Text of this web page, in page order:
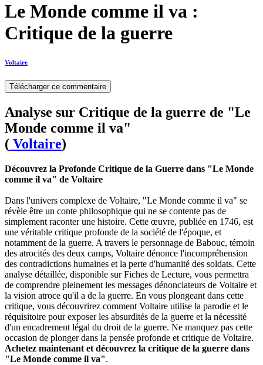
Le Monde comme il va :
Critique de la guerre
Voltaire
Télécharger ce commentaire
Analyse sur Critique de la guerre de "Le
Monde comme il va"
( Voltaire)
Découvrez la Profonde Critique de la Guerre dans "Le Monde
comme il va" de Voltaire
Dans l'univers complexe de Voltaire, "Le Monde comme il va" se
révèle être un conte philosophique qui ne se contente pas de
simplement raconter une histoire. Cette œuvre, publiée en 1746, est
une véritable critique profonde de la société de l'époque, et
notamment de la guerre. A travers le personnage de Babouc, témoin
des atrocités des deux camps, Voltaire dénonce l'incompréhension
des contradictions humaines et la perte d'humanité des soldats. Cette
analyse détaillée, disponible sur Fiches de Lecture, vous permettra
de comprendre pleinement les messages dénonciateurs de Voltaire et
la vision atroce qu'il a de la guerre. En vous plongeant dans cette
critique, vous découvrirez comment Voltaire utilise la parodie et le
réquisitoire pour exposer les absurdités de la guerre et la nécessité
d'un encadrement légal du droit de la guerre. Ne manquez pas cette
occasion de plonger dans la pensée profonde et critique de Voltaire.
Achetez maintenant et découvrez la critique de la guerre dans
"Le Monde comme il va".